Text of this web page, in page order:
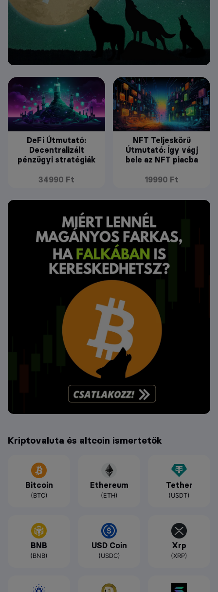
DeFi Útmutató:
Decentralizált
pénzügyi stratégiák
34990 Ft
NFT Teljeskörű
Útmutató: Így vágj
bele az NFT piacba
19990 Ft
Kriptovaluta és altcoin ismertetők
Bitcoin
(BTC)
Ethereum
(ETH)
Tether
(USDT)
BNB
(BNB)
USD Coin
(USDC)
Xrp
(XRP)